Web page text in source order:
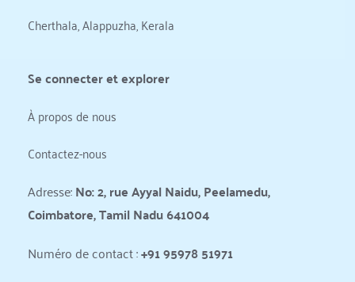
Cherthala, Alappuzha, Kerala
Se connecter et explorer
À propos de nous
Contactez-nous
Adresse: No: 2, rue Ayyal Naidu, Peelamedu,
Coimbatore, Tamil Nadu 641004
Numéro de contact : +91 95978 51971